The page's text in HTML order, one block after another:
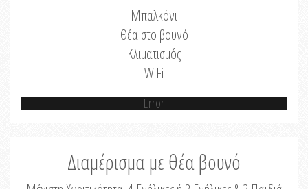
Μπαλκόνι
Θέα στο βουνό
Κλιματισμός
WiFi
Error
Διαμέρισμα με θέα βουνό